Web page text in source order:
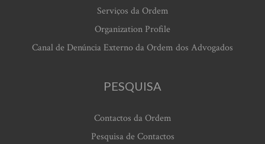
Serviços da Ordem
Organization Profile
Canal de Denúncia Externo da Ordem dos Advogados
PESQUISA
Contactos da Ordem
Pesquisa de Contactos